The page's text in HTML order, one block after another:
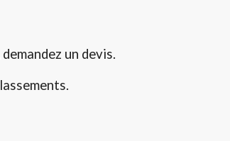
demandez un devis.